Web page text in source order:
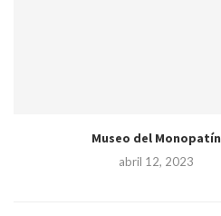
Museo del Monopatín
abril 12, 2023